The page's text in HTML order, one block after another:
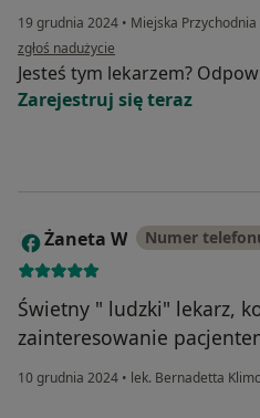
19 grudnia 2024 • Miejska
w opinii użytkownika Ania
zgłoś nadużycie
Jesteś tym lekarzem?
Zarejestruj się teraz
Ż Żaneta W Numer
Świetny " ludzki" lekarz,
zainteresowanie
10 grudnia 2024 • lek. Bernadetta